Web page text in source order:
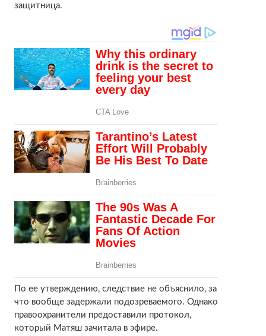
защитница.
По ее утверждению, следствие не объяснило, за
что вообще задержали подозреваемого. Однако
правоохранители предоставили протокол,
который Матяш зачитала в эфире.